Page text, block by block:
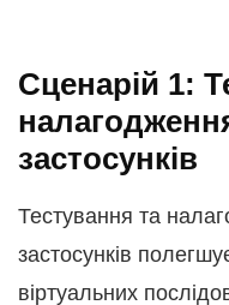
Сценарій 1:
застосунків
Тестування та
застосунків
віртуальних